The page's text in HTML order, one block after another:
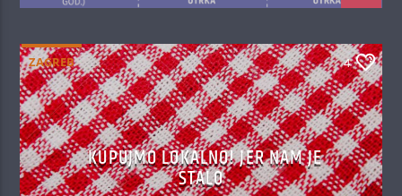
ZAGREB 4
KUPUJMO LOKALNO! JER NAM JE
STALO